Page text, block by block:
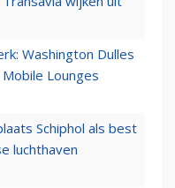
Washington Dulles
Lounges
Schiphol als best
luchthaven